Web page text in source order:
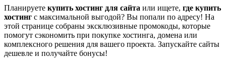
Планируете купить хостинг для сайта или ищете, где купить
хостинг с максимальной выгодой? Вы попали по адресу! На
этой странице собраны эксклюзивные промокоды, которые
помогут сэкономить при покупке хостинга, домена или
комплексного решения для вашего проекта. Запускайте сайты
дешевле и получайте бонусы!